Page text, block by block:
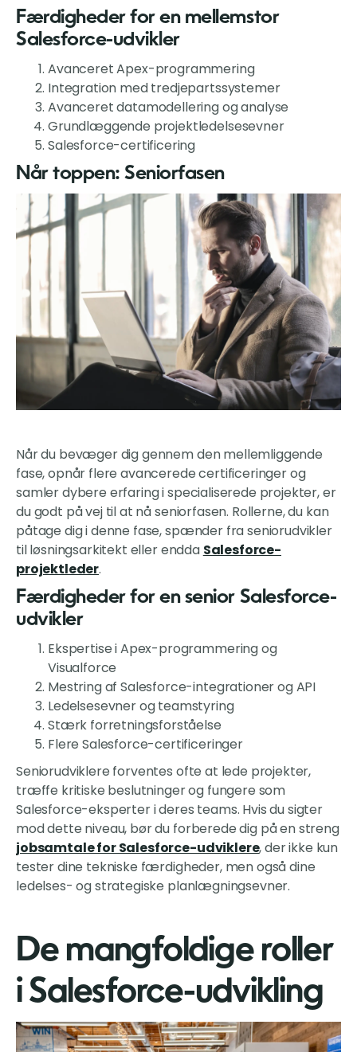
Færdigheder for en mellemstor
Salesforce-udvikler
Avanceret Apex-programmering
Integration med tredjepartssystemer
Avanceret datamodellering og analyse
Grundlæggende projektledelsesevner
Salesforce-certificering
Når toppen: Seniorfasen
Når du bevæger dig gennem den mellemliggende
fase, opnår flere avancerede certificeringer og
samler dybere erfaring i specialiserede projekter, er
du godt på vej til at nå seniorfasen. Rollerne, du kan
påtage dig i denne fase, spænder fra seniorudvikler
til løsningsarkitekt eller endda Salesforce-
projektleder.
Færdigheder for en senior Salesforce-
udvikler
Ekspertise i Apex-programmering og
Visualforce
Mestring af Salesforce-integrationer og API
Ledelsesevner og teamstyring
Stærk forretningsforståelse
Flere Salesforce-certificeringer
Seniorudviklere forventes ofte at lede projekter,
træffe kritiske beslutninger og fungere som
Salesforce-eksperter i deres teams. Hvis du sigter
mod dette niveau, bør du forberede dig på en streng
jobsamtale for Salesforce-udviklere, der ikke kun
tester dine tekniske færdigheder, men også dine
ledelses- og strategiske planlægningsevner.
De mangfoldige roller
i Salesforce-udvikling